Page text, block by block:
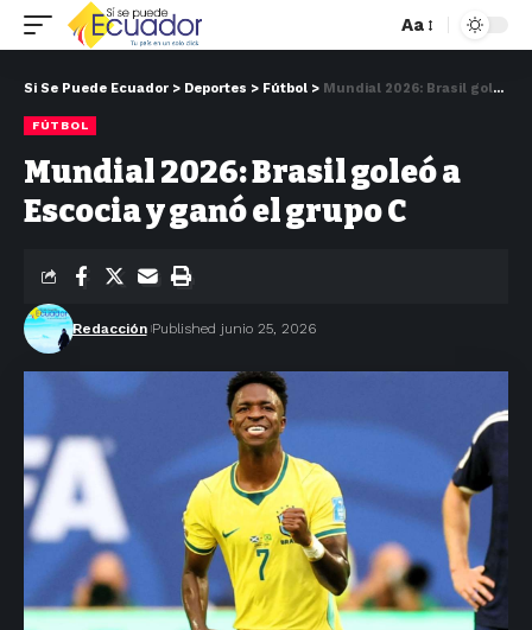
Aa
Si Se Puede Ecuador > Deportes > Fútbol > Mundial 2026: Brasil goleó a Escocia y ganó el grupo C
FÚTBOL
Mundial 2026: Brasil goleó a
Escocia y ganó el grupo C
Redacción Published junio 25, 2026